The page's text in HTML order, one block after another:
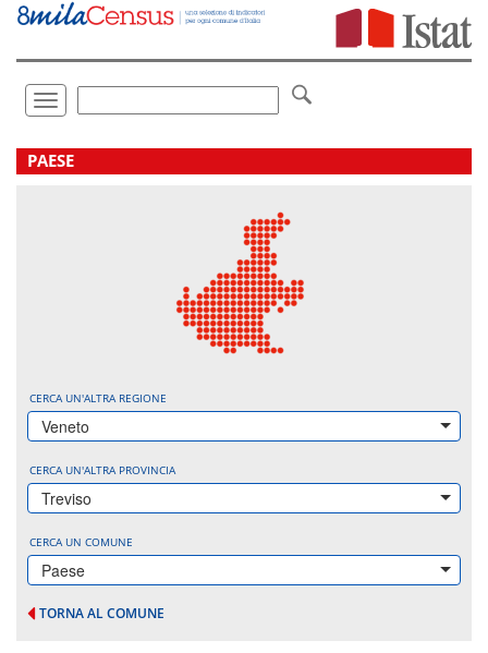
Vai
direttamente
Toggle
navigation
.
PAESE
CERCA UN'ALTRA REGIONE
Veneto
CERCA UN'ALTRA PROVINCIA
Treviso
CERCA UN COMUNE
Paese
TORNA AL COMUNE